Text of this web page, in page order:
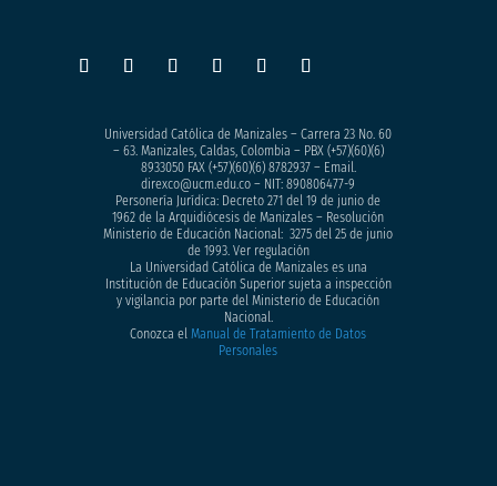
Universidad Católica de Manizales – Carrera 23 No. 60
– 63. Manizales, Caldas, Colombia – PBX (+57)(60)(6)
8933050FAX (+57)(60)(6) 8782937 – Email.
direxco@ucm.edu.co – NIT: 890806477-9
Personería Jurídica: Decreto 271 del 19 de junio de
1962 de la Arquidiócesis de Manizales – Resolución
Ministerio de Educación Nacional: 3275 del 25 de junio
de 1993. Ver regulación
La Universidad Católica de Manizales es una
Institución de Educación Superior sujeta a inspección
y vigilancia por parte del Ministerio de Educación
Nacional.
Conozca elManual de Tratamiento de Datos
Personales